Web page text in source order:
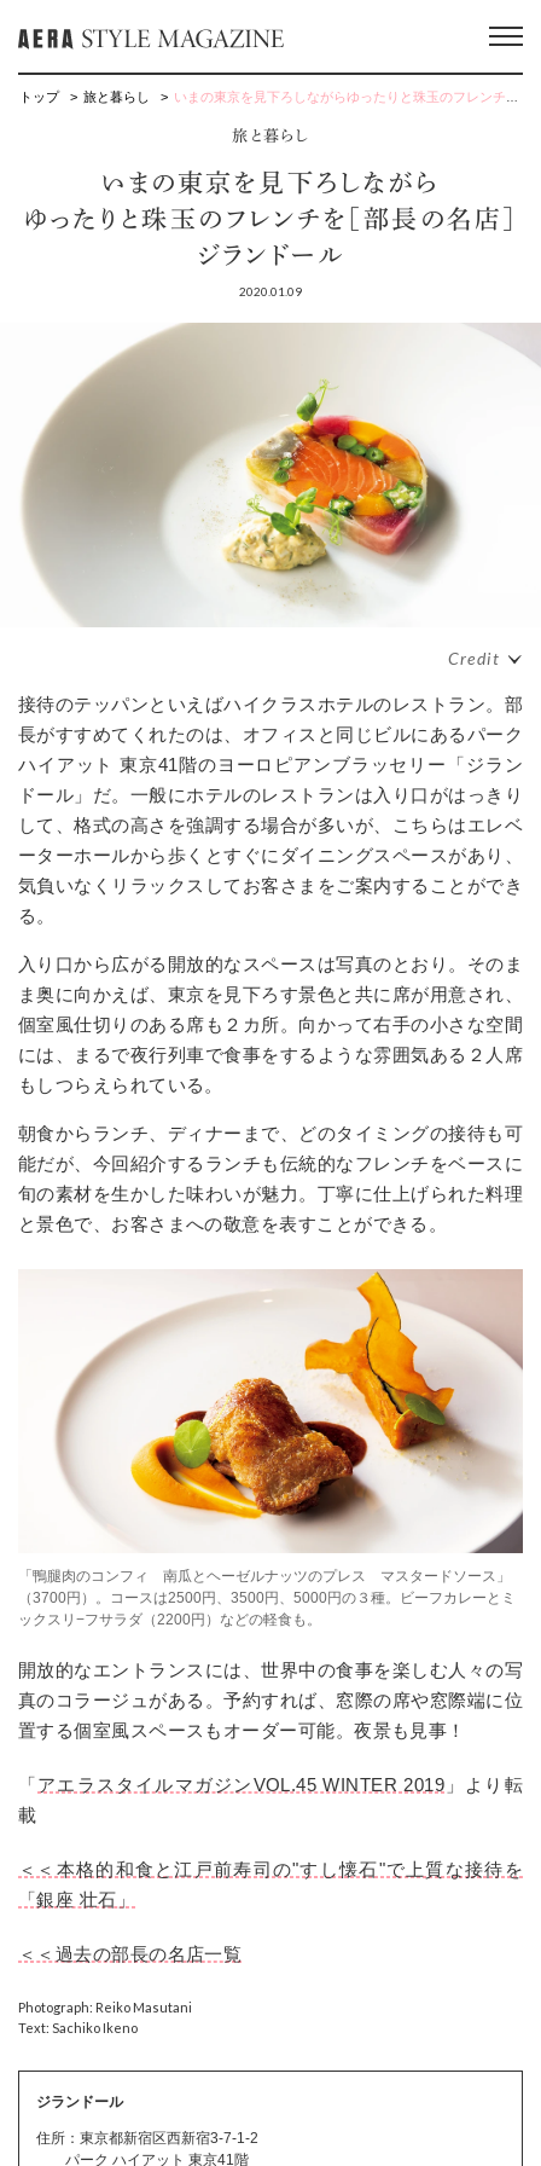
トップ 旅と暮らし いまの東京を見下ろしながらゆったりと珠玉のフレンチを［部長の名店］ジランドール
旅と暮らし
いまの東京を見下ろしながら
ゆったりと珠玉のフレンチを［部長の名店］
ジランドール
2020.01.09
接待のテッパンといえばハイクラスホテルのレストラン。部
長がすすめてくれたのは、オフィスと同じビルにあるパーク
ハイアット 東京41階のヨーロピアンブラッセリー「ジラン
ドール」だ。一般にホテルのレストランは入り口がはっきり
して、格式の高さを強調する場合が多いが、こちらはエレベ
ーターホールから歩くとすぐにダイニングスペースがあり、
気負いなくリラックスしてお客さまをご案内することができ
る。
入り口から広がる開放的なスペースは写真のとおり。そのま
ま奥に向かえば、東京を見下ろす景色と共に席が用意され、
個室風仕切りのある席も２カ所。向かって右手の小さな空間
には、まるで夜行列車で食事をするような雰囲気ある２人席
もしつらえられている。
朝食からランチ、ディナーまで、どのタイミングの接待も可
能だが、今回紹介するランチも伝統的なフレンチをベースに
旬の素材を生かした味わいが魅力。丁寧に仕上げられた料理
と景色で、お客さまへの敬意を表すことができる。
「鴨腿肉のコンフィ 南瓜とヘーゼルナッツのプレス マスタードソース」
（3700円）。コースは2500円、3500円、5000円の３種。ビーフカレーとミ
ックスリ−フサラダ（2200円）などの軽食も。
開放的なエントランスには、世界中の食事を楽しむ人々の写
真のコラージュがある。予約すれば、窓際の席や窓際端に位
置する個室風スペースもオーダー可能。夜景も見事！
「アエラスタイルマガジンVOL.45 WINTER 2019 」より転
載
＜＜本格的和食と江戸前寿司の"すし懐石"で上質な接待を
「銀座 壮石」
＜＜過去の部長の名店一覧
Photograph: Reiko Masutani
Text: Sachiko Ikeno
ジランドール
住所：東京都新宿区西新宿3-7-1-2
パーク ハイアット 東京41階